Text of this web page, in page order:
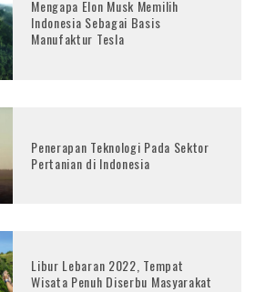
Mengapa Elon Musk Memilih
Indonesia Sebagai Basis
Manufaktur Tesla
Penerapan Teknologi Pada Sektor
Pertanian di Indonesia
Libur Lebaran 2022, Tempat
Wisata Penuh Diserbu Masyarakat